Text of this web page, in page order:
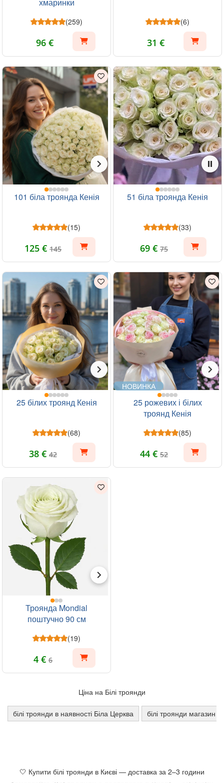
(259)
96 €
(6)
31 €
101 біла троянда Кенія
(15)
125 € 145
51 біла троянда Кенія
(33)
69 € 75
25 білих троянд Кенія
(68)
38 € 42
НОВИНКА
25 рожевих і білих
троянд Кенія
(85)
44 € 52
Троянда Mondial
поштучно 90 см
(19)
4 € 6
Ціна на Білі троянди
білі троянди в наявності Біла Церква білі троянди магазин
🤍 Купити білі троянди в Києві — доставка за 2–3 години